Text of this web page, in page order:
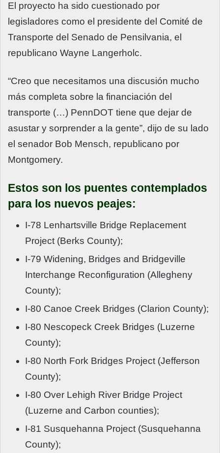
El proyecto ha sido cuestionado por
legisladores como el presidente del Comité de
Transporte del Senado de Pensilvania, el
republicano Wayne Langerholc.
“Creo que necesitamos una discusión mucho
más completa sobre la financiación del
transporte (…) PennDOT tiene que dejar de
asustar y sorprender a la gente”, dijo de su lado
el senador Bob Mensch, republicano por
Montgomery.
Estos son los puentes contemplados
para los nuevos peajes:
I-78 Lenhartsville Bridge Replacement
Project (Berks County);
I-79 Widening, Bridges and Bridgeville
Interchange Reconfiguration (Allegheny
County);
I-80 Canoe Creek Bridges (Clarion County);
I-80 Nescopeck Creek Bridges (Luzerne
County);
I-80 North Fork Bridges Project (Jefferson
County);
I-80 Over Lehigh River Bridge Project
(Luzerne and Carbon counties);
I-81 Susquehanna Project (Susquehanna
County);